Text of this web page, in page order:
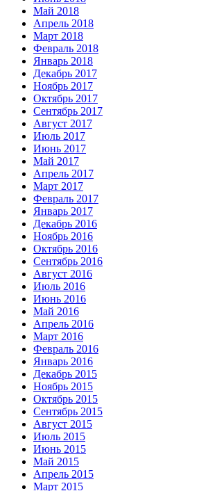
Май 2018
Апрель 2018
Март 2018
Февраль 2018
Январь 2018
Декабрь 2017
Ноябрь 2017
Октябрь 2017
Сентябрь 2017
Август 2017
Июль 2017
Июнь 2017
Май 2017
Апрель 2017
Март 2017
Февраль 2017
Январь 2017
Декабрь 2016
Ноябрь 2016
Октябрь 2016
Сентябрь 2016
Август 2016
Июль 2016
Июнь 2016
Май 2016
Апрель 2016
Март 2016
Февраль 2016
Январь 2016
Декабрь 2015
Ноябрь 2015
Октябрь 2015
Сентябрь 2015
Август 2015
Июль 2015
Июнь 2015
Май 2015
Апрель 2015
Март 2015